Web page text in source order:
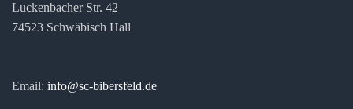
Luckenbacher Str. 42
74523 Schwäbisch Hall
Email: info@sc-bibersfeld.de